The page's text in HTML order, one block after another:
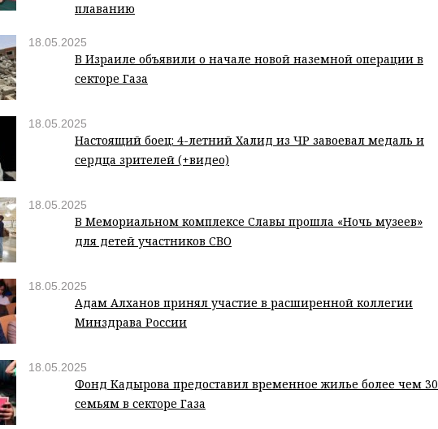
плаванию
18.05.2025
В Израиле объявили о начале новой наземной операции в
секторе Газа
18.05.2025
Настоящий боец: 4-летний Халид из ЧР завоевал медаль и
сердца зрителей (+видео)
18.05.2025
В Мемориальном комплексе Славы прошла «Ночь музеев»
для детей участников СВО
18.05.2025
Адам Алханов принял участие в расширенной коллегии
Минздрава России
18.05.2025
Фонд Кадырова предоставил временное жилье более чем 30
семьям в секторе Газа